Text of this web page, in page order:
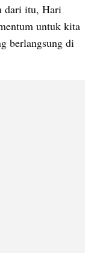
dari itu, Hari
untuk kita
berlangsung di